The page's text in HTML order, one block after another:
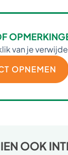
van je
OPNEMEN
OOK